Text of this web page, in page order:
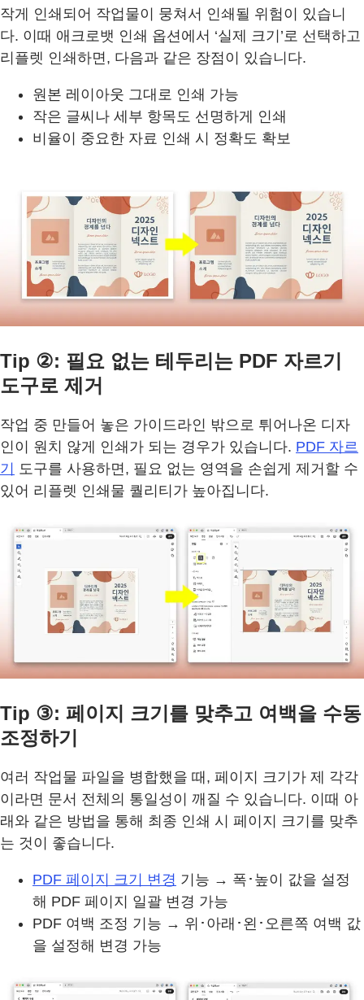
작게 인쇄되어 작업물이 뭉쳐서 인쇄될 위험이 있습니
다. 이때 애크로뱃 인쇄 옵션에서 ‘실제 크기’로 선택하고
리플렛 인쇄하면, 다음과 같은 장점이 있습니다.
원본 레이아웃 그대로 인쇄 가능
작은 글씨나 세부 항목도 선명하게 인쇄
비율이 중요한 자료 인쇄 시 정확도 확보
Tip ②: 필요 없는 테두리는 PDF 자르기
도구로 제거
작업 중 만들어 놓은 가이드라인 밖으로 튀어나온 디자
인이 원치 않게 인쇄가 되는 경우가 있습니다. PDF 자르
기
도구를 사용하면, 필요 없는 영역을 손쉽게 제거할 수
있어 리플렛 인쇄물 퀄리티가 높아집니다.
Tip ③: 페이지 크기를 맞추고 여백을 수동
조정하기
여러 작업물 파일을 병합했을 때, 페이지 크기가 제 각각
이라면 문서 전체의 통일성이 깨질 수 있습니다. 이때 아
래와 같은 방법을 통해 최종 인쇄 시 페이지 크기를 맞추
는 것이 좋습니다.
PDF 페이지 크기 변경 기능 → 폭･높이 값을 설정
해 PDF 페이지 일괄 변경 가능
PDF 여백 조정 기능 → 위･아래･왼･오른쪽 여백 값
을 설정해 변경 가능